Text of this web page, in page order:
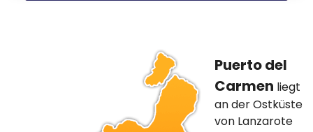
Puerto del
Carmen liegt
an der Ostküste
von Lanzarote